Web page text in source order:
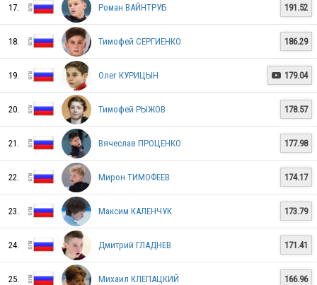
RUS
RUS
RUS
RUS
RUS
17. Роман ВАЙНТРУБ 191.52
18. Тимофей СЕРГИЕНКО 186.29
19. Олег КУРИЦЫН  179.04
20. Тимофей РЫЖОВ 178.57
21. Вячеслав ПРОЦЕНКО 177.98
22. Мирон ТИМОФЕЕВ 174.17
23. Максим КАЛЕНЧУК 173.79
24. Дмитрий ГЛАДНЕВ 171.41
25. Михаил КЛЕПАЦКИЙ 166.96